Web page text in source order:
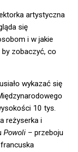
artystyczna
się
i w jakie
by zobaczyć, co
wykazać się
10 tys.
reżyserka i
Powoli – przeboju